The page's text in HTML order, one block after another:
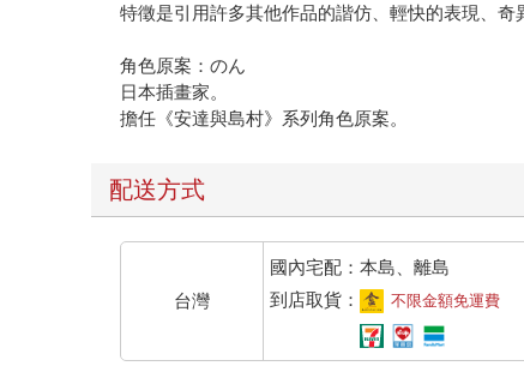
特徵是引用許多其他作品的諧仿、輕快的表現、奇
角色原案：のん
日本插畫家。
擔任《安達與島村》系列角色原案。
配送方式
台灣
國內宅配：本島、離島
到店取貨：
不限金額免運費